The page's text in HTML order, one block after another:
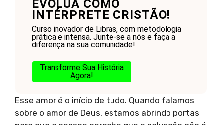
EVOLUA COMO
INTÉRPRETE CRISTÃO!
Curso inovador de Libras, com metodologia
prática e intensa. Junte-se a nós e faça a
diferença na sua comunidade!
Transforme Sua História
Agora!
Esse amor é o início de tudo. Quando falamos
sobre o amor de Deus, estamos abrindo portas